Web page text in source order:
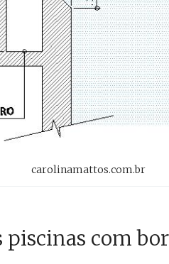
carolinamattos.com.br
piscinas com